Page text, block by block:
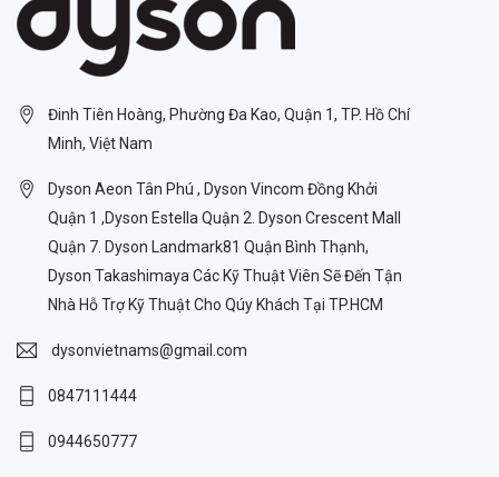
Đinh Tiên Hoàng, Phường Đa Kao, Quận 1, TP. Hồ Chí
Minh, Việt Nam
Dyson Aeon Tân Phú , Dyson Vincom Đồng Khởi
Quận 1 ,Dyson Estella Quận 2. Dyson Crescent Mall
Quận 7. Dyson Landmark81 Quận Bình Thạnh,
Dyson Takashimaya Các Kỹ Thuật Viên Sẽ Đến Tận
Nhà Hỗ Trợ Kỹ Thuật Cho Qúy Khách Tại TP.HCM
dysonvietnams@gmail.com
0847111444
0944650777